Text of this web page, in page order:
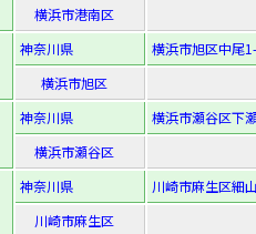
横浜市港南区
神奈川県
横浜市旭区中尾
横浜市旭区
神奈川県
横浜市瀬谷区下
横浜市瀬谷区
神奈川県
川崎市麻生区細
川崎市麻生区